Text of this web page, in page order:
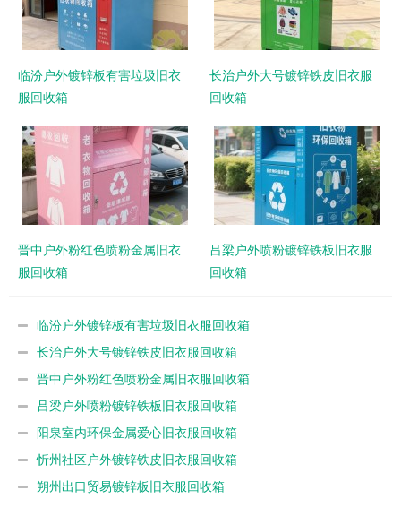
临汾户外镀锌板有害垃圾旧衣
服回收箱
长治户外大号镀锌铁皮旧衣服
回收箱
晋中户外粉红色喷粉金属旧衣
服回收箱
吕梁户外喷粉镀锌铁板旧衣服
回收箱
临汾户外镀锌板有害垃圾旧衣服回收箱
长治户外大号镀锌铁皮旧衣服回收箱
晋中户外粉红色喷粉金属旧衣服回收箱
吕梁户外喷粉镀锌铁板旧衣服回收箱
阳泉室内环保金属爱心旧衣服回收箱
忻州社区户外镀锌铁皮旧衣服回收箱
朔州出口贸易镀锌板旧衣服回收箱